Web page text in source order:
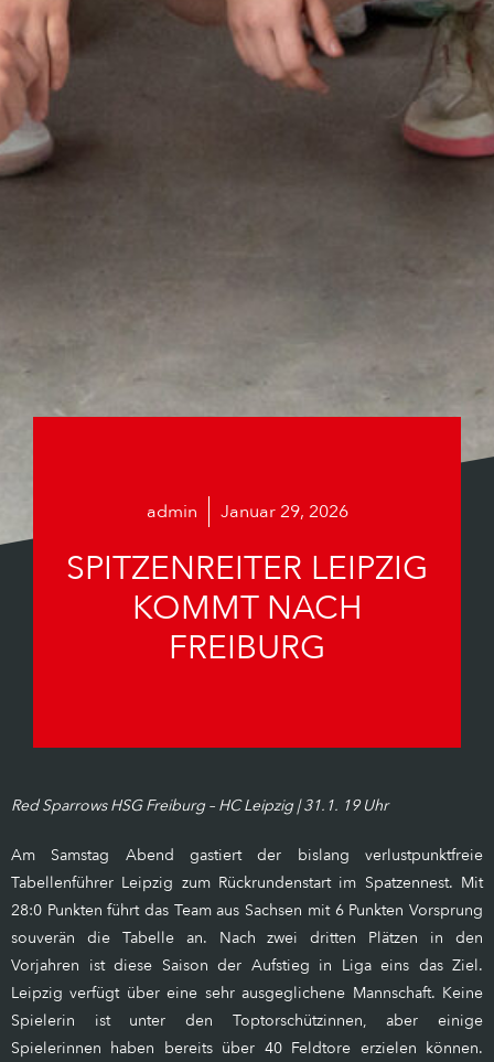
admin Januar 29, 2026
SPITZENREITER LEIPZIG
KOMMT NACH
FREIBURG
Red Sparrows HSG Freiburg – HC Leipzig | 31.1. 19 Uhr
Am Samstag Abend gastiert der bislang verlustpunktfreie
Tabellenführer Leipzig zum Rückrundenstart im Spatzennest. Mit
28:0 Punkten führt das Team aus Sachsen mit 6 Punkten Vorsprung
souverän die Tabelle an. Nach zwei dritten Plätzen in den
Vorjahren ist diese Saison der Aufstieg in Liga eins das Ziel.
Leipzig verfügt über eine sehr ausgeglichene Mannschaft. Keine
Spielerin ist unter den Toptorschützinnen, aber einige
Spielerinnen haben bereits über 40 Feldtore erzielen können.